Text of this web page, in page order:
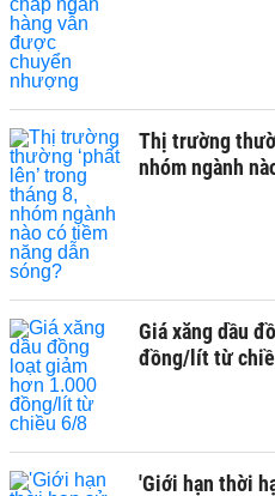
Thị trường
nhóm ngành
Giá xăng dầu
đồng/lít từ
'Giới hạn thời